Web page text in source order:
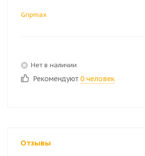
Gripmax
Нет в наличии
Рекомендуют 0 человек
Отзывы